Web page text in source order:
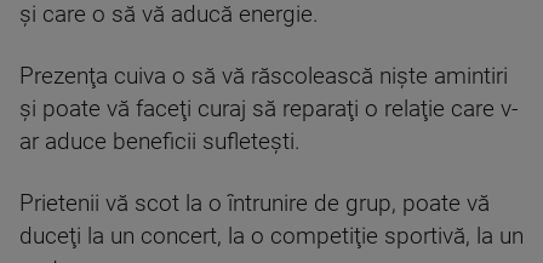
şi care o să vă aducă energie.
Prezenţa cuiva o să vă răscolească nişte amintiri
şi poate vă faceţi curaj să reparaţi o relaţie care v-
ar aduce beneficii sufleteşti.
Prietenii vă scot la o întrunire de grup, poate vă
duceţi la un concert, la o competiţie sportivă, la un